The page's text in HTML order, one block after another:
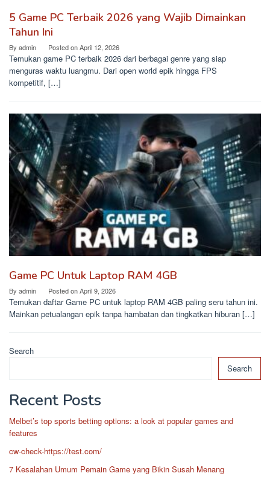
5 Game PC Terbaik 2026 yang Wajib Dimainkan
Tahun Ini
By admin Posted onApril 12, 2026
Temukan game PC terbaik 2026 dari berbagai genre yang siap
menguras waktu luangmu. Dari open world epik hingga FPS
kompetitif, […]
Game PC Untuk Laptop RAM 4GB
By admin Posted onApril 9, 2026
Temukan daftar Game PC untuk laptop RAM 4GB paling seru tahun ini.
Mainkan petualangan epik tanpa hambatan dan tingkatkan hiburan […]
Search
Search
Recent Posts
Melbet’s top sports betting options: a look at popular games and
features
cw-check-https://test.com/
7 Kesalahan Umum Pemain Game yang Bikin Susah Menang